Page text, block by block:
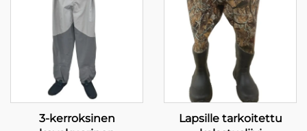
3-kerroksinen
Lapsille tarkoitettu